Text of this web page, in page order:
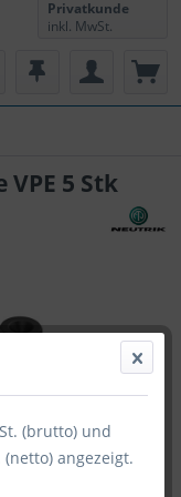
Privatkunde
inkl. MwSt.
5 Stk
(brutto) und
angezeigt.